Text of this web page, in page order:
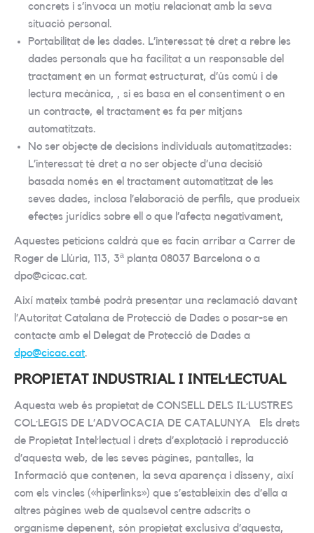
concrets i s’invoca un motiu relacionat amb la seva
situació personal.
Portabilitat de les dades. L’interessat té dret a rebre les
dades personals que ha facilitat a un responsable del
tractament en un format estructurat, d’ús comú i de
lectura mecànica, , si es basa en el consentiment o en
un contracte, el tractament es fa per mitjans
automatitzats.
No ser objecte de decisions individuals automatitzades:
L’interessat té dret a no ser objecte d’una decisió
basada només en el tractament automatitzat de les
seves dades, inclosa l’elaboració de perfils, que produeix
efectes jurídics sobre ell o que l’afecta negativament,
Aquestes peticions caldrà que es facin arribar a Carrer de
Roger de Llúria, 113, 3ª planta 08037 Barcelona o a
dpo@cicac.cat.
Així mateix també podrà presentar una reclamació davant
l’Autoritat Catalana de Protecció de Dades o posar-se en
contacte amb el Delegat de Protecció de Dades a
dpo@cicac.cat.
PROPIETAT INDUSTRIAL I INTEL·LECTUAL
Aquesta web és propietat de CONSELL DELS IL·LUSTRES
COL·LEGIS DE L’ADVOCACIA DE CATALUNYA Els drets
de Propietat Intel·lectual i drets d’explotació i reproducció
d’aquesta web, de les seves pàgines, pantalles, la
Informació que contenen, la seva aparença i disseny, així
com els vincles («hiperlinks») que s’estableixin des d’ella a
altres pàgines web de qualsevol centre adscrits o
organisme depenent, són propietat exclusiva d’aquesta,